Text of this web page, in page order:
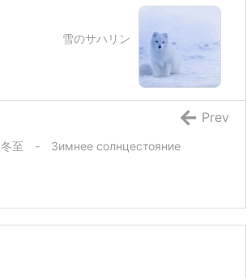
雪のサハリン
冬至 - Зимнее солнцестояние
Prev